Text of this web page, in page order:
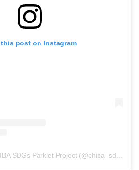
this post on Instagram